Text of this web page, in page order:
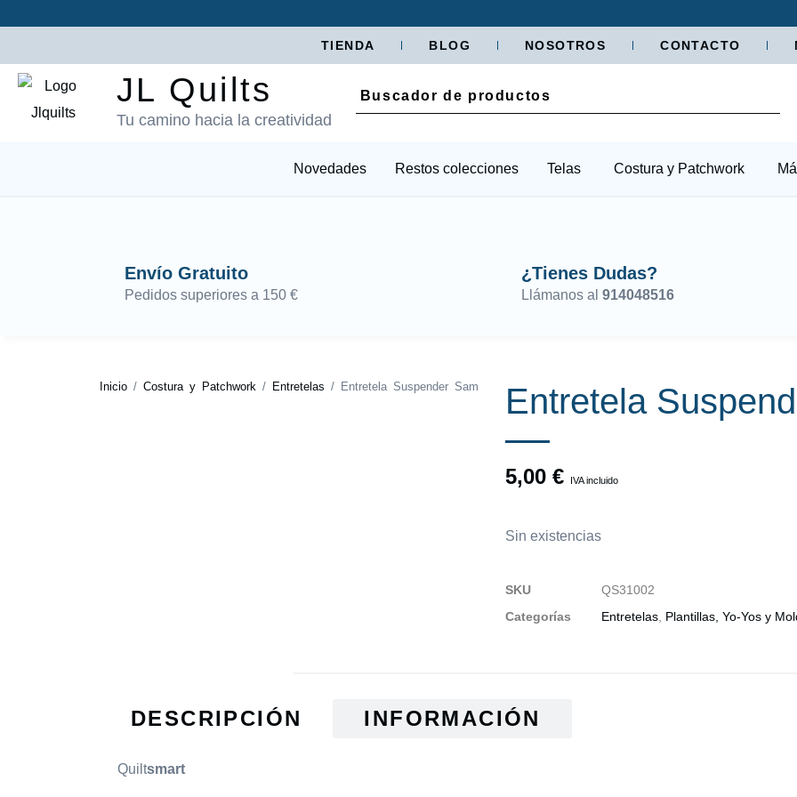
TIENDA BLOG NOSOTROS CONTACTO
JL Quilts
Tu camino hacia la creatividad
Novedades Restos colecciones Telas Costura y Patchwork
Envío Gratuito
Pedidos superiores a 150 €
¿Tienes Dudas?
Llámanos al 914048516
Inicio / Costura y Patchwork / Entretelas / Entretela Suspender Sam Entretela
5,00 € IVA incluido
Sin existencias
SKU
QS31002
Categorías
Entretelas Plantillas, Yo-Yos y
DESCRIPCIÓN INFORMACIÓN
Quiltsmart